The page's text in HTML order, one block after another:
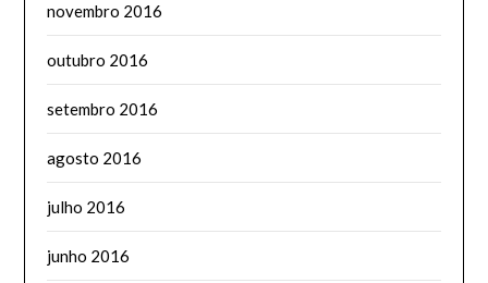
novembro 2016
outubro 2016
setembro 2016
agosto 2016
julho 2016
junho 2016